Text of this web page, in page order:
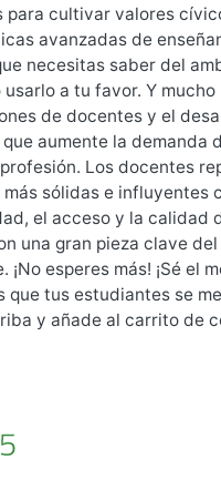
para cultivar valores
avanzadas de
necesitas saber del
a tu favor. Y mucho
de docentes y el
aumente la demanda
Los docentes
sólidas e influyentes
el acceso y la calidad
una gran pieza clave
esperes más! ¡Sé el
que tus estudiantes se
y añade al carrito de